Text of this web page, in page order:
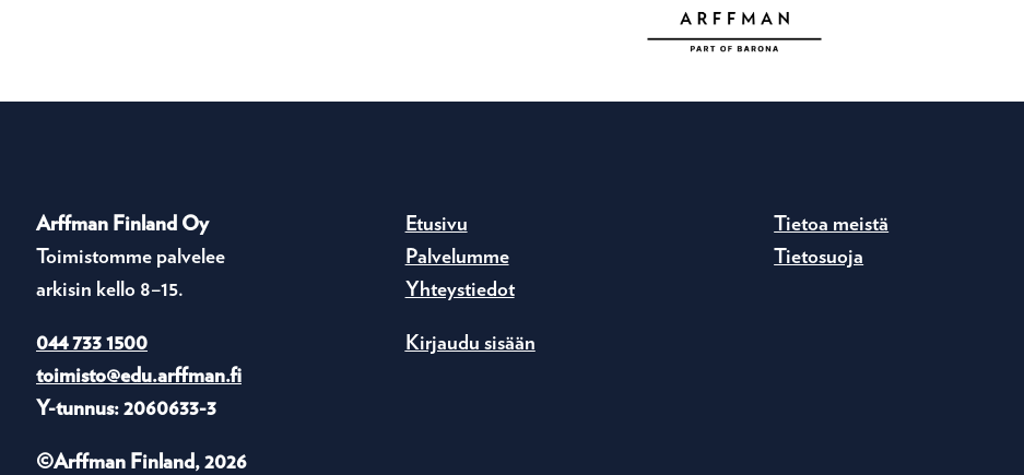
Arffman Finland Oy
Toimistomme palvelee
arkisin kello 8–15.
044 733 1500
toimisto@edu.arffman.fi
Y-tunnus: 2060633-3
©Arffman Finland, 2026
Etusivu
Palvelumme
Yhteystiedot
Kirjaudu sisään
Tietoa meistä
Tietosuoja